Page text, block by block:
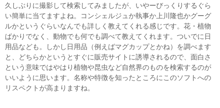
久しぶりに撮影して検索してみましたが、いやーびっくりするぐら
い簡単に当てますよね。コンシェルジュか執事か上川隆也かグーグ
ルかというぐらいなんでも詳しく教えてくれる感じです。花・植物
ばかりでなく、動物でも何でも調べて教えてくれます。ついでに日
用品なども。しかし日用品（例えばマグカップとかね）を調べます
と、どちらかというとすぐに販売サイトに誘導されるので、面白さ
という意味ではやはり植物や昆虫など自然界のものを検索するのが
いいように思います。名称や特徴を知ったところにこのソフトへの
リスペクトが高まりますね。